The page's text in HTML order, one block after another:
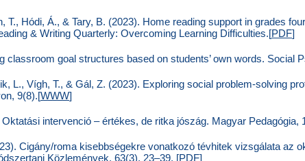
T., Hódi, Á., & Tary, B. (2023). Home reading support in grades
& Writing Quarterly: Overcoming Learning Difficulties.[PDF]
classroom goal structures based on students’ own words. Social
L., Vígh, T., & Gál, Z. (2023). Exploring social problem-solving
9(8).[WWW]
intervenció – értékes, de ritka jószág. Magyar Pedagógia,
Cigány/roma kisebbségekre vonatkozó tévhitek vizsgálata az
Közlemények, 63(3), 23–39. [PDF]